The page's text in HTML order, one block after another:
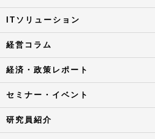
ITソリューション
経営コラム
経済・政策レポート
セミナー・イベント
研究員紹介